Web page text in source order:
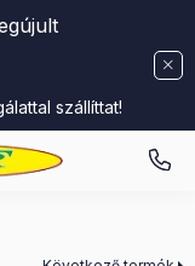
szállíttat!